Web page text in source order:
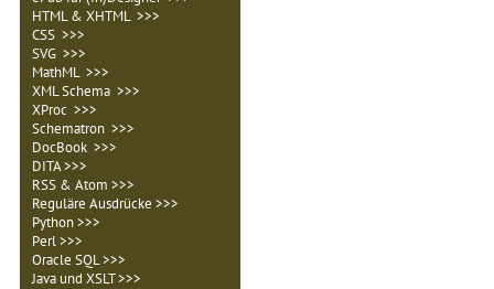
HTML & XHTML >>>
CSS >>>
SVG >>>
MathML >>>
XML Schema >>>
XProc >>>
Schematron >>>
DocBook >>>
DITA >>>
RSS & Atom >>>
Reguläre Ausdrücke >>>
Python >>>
Perl >>>
Oracle SQL >>>
Java und XSLT >>>